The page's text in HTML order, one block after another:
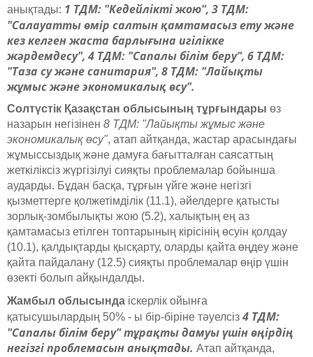
анықтады: 1 ТДМ: "Кедейлікті жою", 3 ТДМ:
"Салауатты өмір салтын қамтамасыз ету және
кез келген жаста барлығына игілікке
жәрдемдесу", 4 ТДМ: "Сапалы білім беру", 6 ТДМ:
"Таза су және санитария", 8 ТДМ: "Лайықты
жұмыс және экономикалық өсу".
Солтүстік Қазақстан облысының тұрғындары өз
назарын негізінен 8 ТДМ: "Лайықты жұмыс және
экономикалық өсу", атап айтқанда, жастар арасындағы
жұмыссыздық және дамуға бағытталған саясаттың
жеткіліксіз жүргізілуі сияқты проблемалар бойынша
аударды. Бұдан басқа, тұрғын үйге және негізгі
қызметтерге қолжетімділік (11.1), әйелдерге қатысты
зорлық-зомбылықты жою (5.2), халықтың ең аз
қамтамасыз етілген топтарының кірісінің өсуін қолдау
(10.1), қалдықтарды қысқарту, оларды қайта өңдеу және
қайта пайдалану (12.5) сияқты проблемалар өңір үшін
өзекті болып айқындалды.
Жамбыл облысында іскерлік ойынға
қатысушылардың 50% - ы бір-біріне тәуелсіз 4 ТДМ:
"Сапалы білім беру" тұрақты дамуы үшін өңірдің
негізгі проблемасын анықтады. Атап айтқанда,